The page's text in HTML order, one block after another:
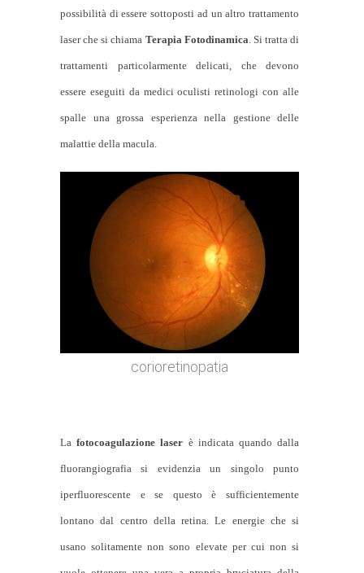
possibilità di essere sottoposti ad un altro trattamento
laser che si chiama Terapia Fotodinamica. Si tratta di
trattamenti particolarmente delicati, che devono
essere eseguiti da medici oculisti retinologi con alle
spalle una grossa esperienza nella gestione delle
malattie della macula.
corioretinopatia
Lafotocoagulazione laser è indicata quando dalla
fluorangiografia si evidenzia un singolo punto
iperfluorescente e se questo è sufficientemente
lontano dal centro della retina. Le energie che si
usano solitamente non sono elevate per cui non si